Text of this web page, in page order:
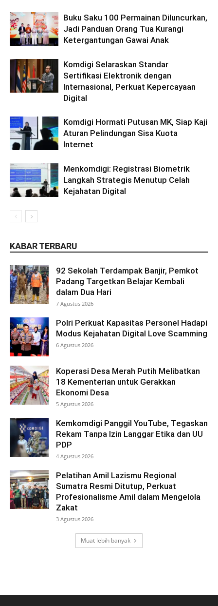
Buku Saku 100 Permainan Diluncurkan,
Jadi Panduan Orang Tua Kurangi
Ketergantungan Gawai Anak
Komdigi Selaraskan Standar
Sertifikasi Elektronik dengan
Internasional, Perkuat Kepercayaan
Digital
Komdigi Hormati Putusan MK, Siap Kaji
Aturan Pelindungan Sisa Kuota
Internet
Menkomdigi: Registrasi Biometrik
Langkah Strategis Menutup Celah
Kejahatan Digital
KABAR TERBARU
92 Sekolah Terdampak Banjir, Pemkot
Padang Targetkan Belajar Kembali
dalam Dua Hari
7 Agustus 2026
Polri Perkuat Kapasitas Personel Hadapi
Modus Kejahatan Digital Love Scamming
6 Agustus 2026
Koperasi Desa Merah Putih Melibatkan
18 Kementerian untuk Gerakkan
Ekonomi Desa
5 Agustus 2026
Kemkomdigi Panggil YouTube, Tegaskan
Rekam Tanpa Izin Langgar Etika dan UU
PDP
4 Agustus 2026
Pelatihan Amil Lazismu Regional
Sumatra Resmi Ditutup, Perkuat
Profesionalisme Amil dalam Mengelola
Zakat
3 Agustus 2026
Muat lebih banyak